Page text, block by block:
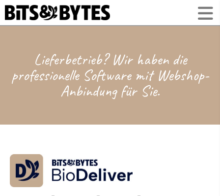
Lieferbetrieb? Wir haben die
professionelle Software mit Webshop-
Anbindung für Sie.